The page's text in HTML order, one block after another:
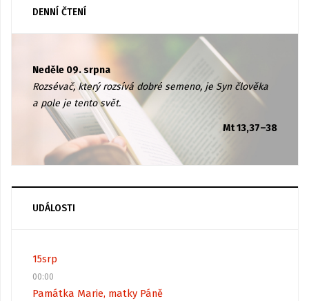
DENNÍ ČTENÍ
Neděle 09. srpna
Rozsévač, který rozsívá dobré semeno, je Syn člověka
a pole je tento svět.
Mt 13,37–38
UDÁLOSTI
15srp
00:00
Památka Marie, matky Páně